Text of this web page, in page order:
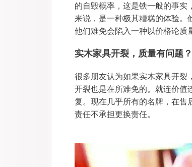
的自毁概率，这是铁一般的事
来说，是一种极其糟糕的体验。
他们难免会陷入一种以价格论质
实木家具开裂，质量有问题？
很多朋友认为如果实木家具开裂
开裂也是在所难免的。就连价值
复。现在几乎所有的名牌，在售
责任不承担更换责任。